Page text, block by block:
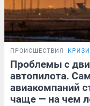
ПРОИСШЕСТВИЯ
Проблемы с
автопилота.
авиакомпаний
чаще — на чем